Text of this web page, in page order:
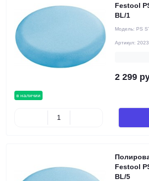
в наличии
Festool
BL/1
Модель: PS
Артикул:
2 299
Festool
BL/5